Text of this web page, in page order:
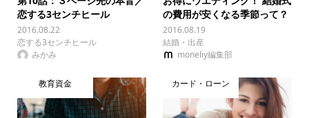
恋する3センチヒール
2016.08.22
恋する3センチヒール
みかみ
の費用が安くなる季節って？
2016.08.19
結婚・出産
moneliy編集部
教育資金 カード・ローン